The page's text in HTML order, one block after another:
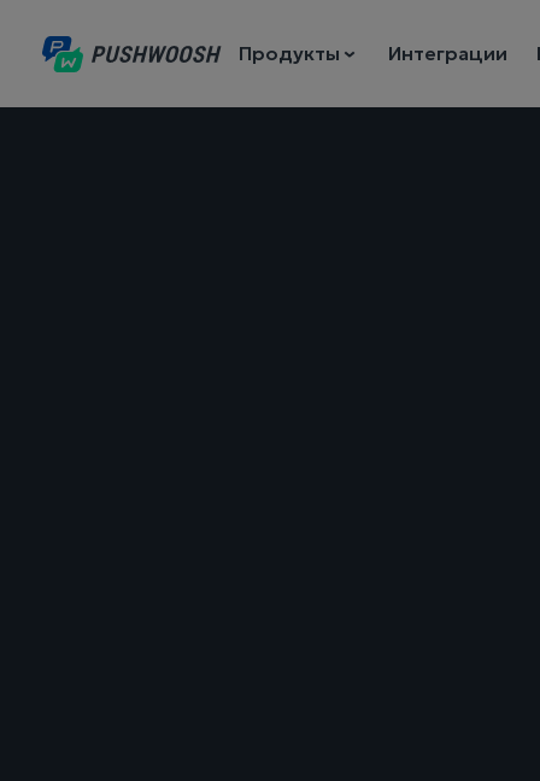
Продукты Интеграции